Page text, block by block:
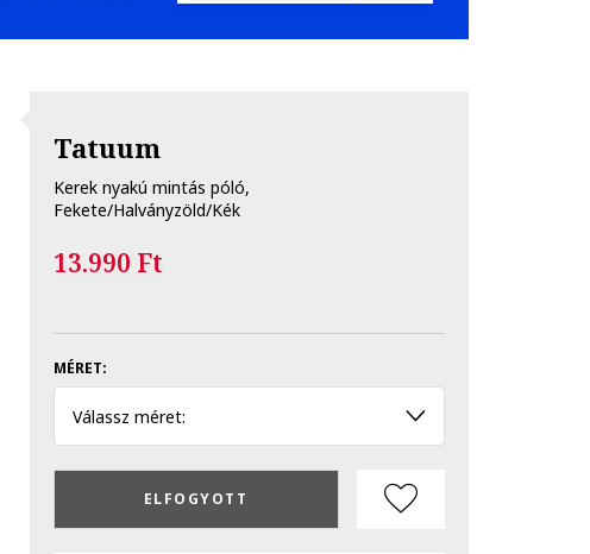
Tatuum
Kerek nyakú mintás póló,
Fekete/Halványzöld/Kék
13.990 Ft
MÉRET:
Válassz méret:
ELFOGYOTT